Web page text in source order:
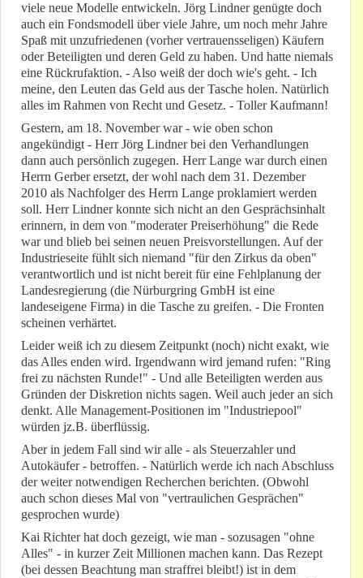
viele neue Modelle entwickeln. Jörg Lindner genügte doch
auch ein Fondsmodell über viele Jahre, um noch mehr Jahre
Spaß mit unzufriedenen (vorher vertrauensseligen) Käufern
oder Beteiligten und deren Geld zu haben. Und hatte niemals
eine Rückrufaktion. - Also weiß der doch wie's geht. - Ich
meine, den Leuten das Geld aus der Tasche holen. Natürlich
alles im Rahmen von Recht und Gesetz. - Toller Kaufmann!
Gestern, am 18. November war - wie oben schon
angekündigt - Herr Jörg Lindner bei den Verhandlungen
dann auch persönlich zugegen. Herr Lange war durch einen
Herrn Gerber ersetzt, der wohl nach dem 31. Dezember
2010 als Nachfolger des Herrn Lange proklamiert werden
soll. Herr Lindner konnte sich nicht an den Gesprächsinhalt
erinnern, in dem von "moderater Preiserhöhung" die Rede
war und blieb bei seinen neuen Preisvorstellungen. Auf der
Industrieseite fühlt sich niemand "für den Zirkus da oben"
verantwortlich und ist nicht bereit für eine Fehlplanung der
Landesregierung (die Nürburgring GmbH ist eine
landeseigene Firma) in die Tasche zu greifen. - Die Fronten
scheinen verhärtet.
Leider weiß ich zu diesem Zeitpunkt (noch) nicht exakt, wie
das Alles enden wird. Irgendwann wird jemand rufen: "Ring
frei zu nächsten Runde!" - Und alle Beteiligten werden aus
Gründen der Diskretion nichts sagen. Weil auch jeder an sich
denkt. Alle Management-Positionen im "Industriepool"
würden jz.B. überflüssig.
Aber in jedem Fall sind wir alle - als Steuerzahler und
Autokäufer - betroffen. - Natürlich werde ich nach Abschluss
der weiter notwendigen Recherchen berichten. (Obwohl
auch schon dieses Mal von "vertraulichen Gesprächen"
gesprochen wurde)
Kai Richter hat doch gezeigt, wie man - sozusagen "ohne
Alles" - in kurzer Zeit Millionen machen kann. Das Rezept
(bei dessen Beachtung man straffrei bleibt!) ist in dem